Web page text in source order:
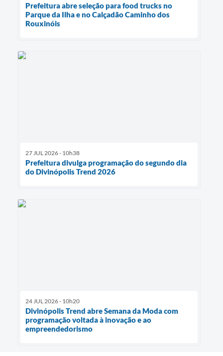
Prefeitura abre seleção para food trucks no
Parque da Ilha e no Calçadão Caminho dos
Rouxinóis
27 JUL 2026 - 10h38
Prefeitura divulga programação do segundo dia
do Divinópolis Trend 2026
24 JUL 2026 - 10h20
Divinópolis Trend abre Semana da Moda com
programação voltada à inovação e ao
empreendedorismo